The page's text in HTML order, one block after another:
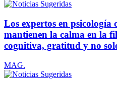
Los expertos en psicología
mantienen la calma en la
cognitiva, gratitud y no
MAG.